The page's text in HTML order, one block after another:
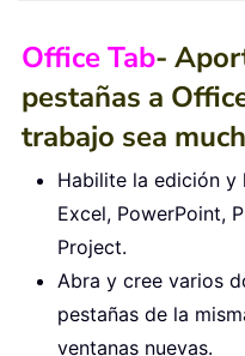
Office Tab-
pestañas a
trabajo sea
Habilite la edición y
Excel, PowerPoint,
Project.
Abra y cree varios
pestañas de la
ventanas nuevas.